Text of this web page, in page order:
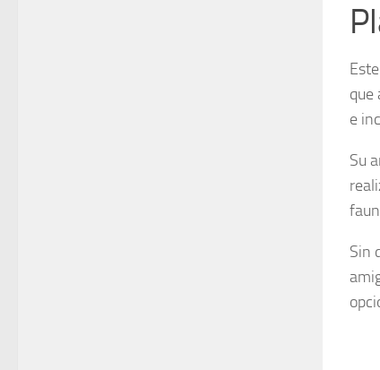
que
e
Su
Sin